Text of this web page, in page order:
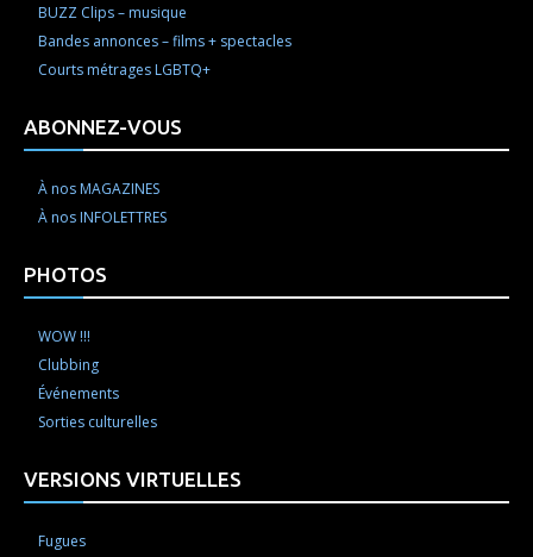
BUZZ Clips – musique
Bandes annonces – films + spectacles
Courts métrages LGBTQ+
ABONNEZ-VOUS
À nos MAGAZINES
À nos INFOLETTRES
PHOTOS
WOW !!!
Clubbing
Événements
Sorties culturelles
VERSIONS VIRTUELLES
Fugues